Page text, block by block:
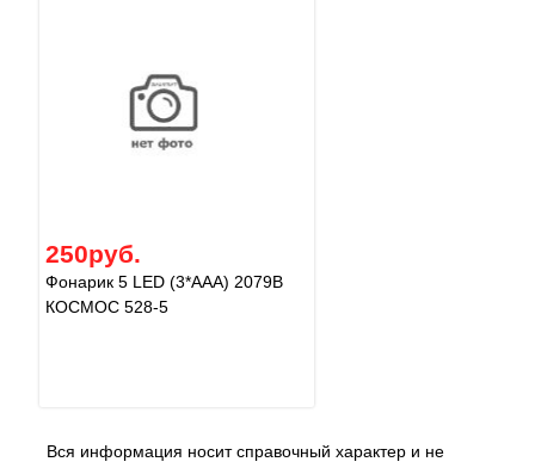
250руб.
Фонарик 5 LED (3*AAA) 2079B
КОСМОС 528-5
Вся информация носит справочный характер и не